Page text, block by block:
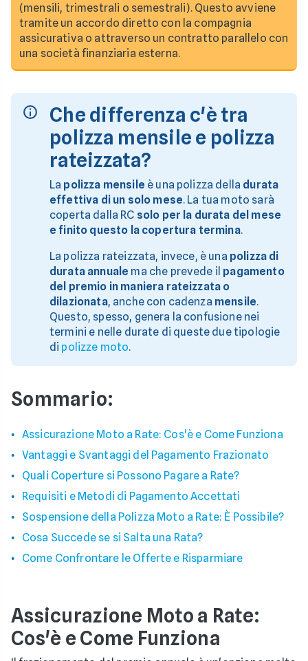
(mensili, trimestrali o semestrali). Questo avviene
tramite un accordo diretto con la compagnia
assicurativa o attraverso un contratto parallelo con
una società finanziaria esterna.
Che differenza c'è tra
polizza mensile e polizza
rateizzata?
La polizza mensile è una polizza della durata
effettiva di un solo mese. La tua moto sarà
coperta dalla RC solo per la durata del mese
e finito questo la copertura termina.
La polizza rateizzata, invece, è una polizza di
durata annuale ma che prevede il pagamento
del premio in maniera rateizzata o
dilazionata, anche con cadenza mensile.
Questo, spesso, genera la confusione nei
termini e nelle durate di queste due tipologie
di polizze moto.
Sommario:
Assicurazione Moto a Rate: Cos'è e Come Funziona
Vantaggi e Svantaggi del Pagamento Frazionato
Quali Coperture si Possono Pagare a Rate?
Requisiti e Metodi di Pagamento Accettati
Sospensione della Polizza Moto a Rate: È Possibile?
Cosa Succede se si Salta una Rata?
Come Confrontare le Offerte e Risparmiare
Assicurazione Moto a Rate:
Cos'è e Come Funziona